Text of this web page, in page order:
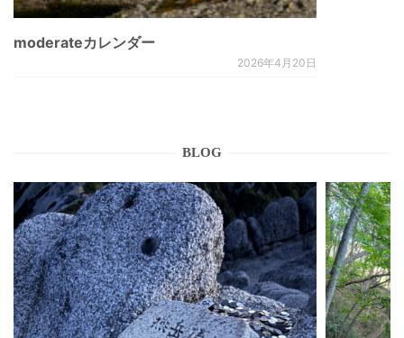
moderateカレンダー
2026年4月20日
BLOG